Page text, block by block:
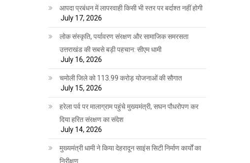
आपदा प्रबंधन में लापरवाही किसी भी स्तर पर बर्दाश्त नहीं होगी
July 17, 2026
लोक संस्कृति, पर्यावरण संरक्षण और सामाजिक समरसता
उत्तराखंड की सबसे बड़ी पहचान: सीएम धामी
July 16, 2026
चमोली जिले को 113.99 करोड़ योजनाओं की सौगात
July 15, 2026
हरेला पर्व पर मालाग्राम पहुंचे मुख्यमंत्री, सघन पौधरोपण कर
दिया हरित संरक्षण का संदेश
July 14, 2026
मुख्यमंत्री धामी ने किया देहरादून साइंस सिटी निर्माण कार्यों का
निरीक्षण